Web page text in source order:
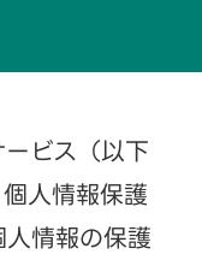
ビス（以下
人情報保護
情報の保護